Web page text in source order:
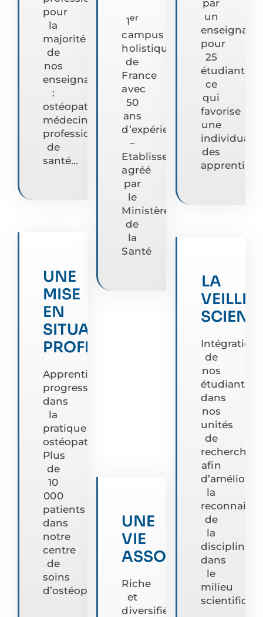
pour
la
majorité
de
nos
enseignants
:
ostéopathes,
médecins,
professionnels
de
santé…
UNE
MISE
EN
SITUATION
PROFESSIONNELLE
Apprentissage
progressif
dans
la
pratique
ostéopathique.
Plus
de
10
000
patients
dans
notre
centre
de
soins
d’ostéopathie.
1er
campus
holistique
de
France
avec
50
ans
d’expérience
–
Etablissement
agréé
par
le
Ministère
de
la
Santé
UNE
VIE
ASSOCIATIVE
Riche
et
diversifiée.
par
un
enseignant
pour
25
étudiants,
ce
qui
favorise
une
des
LA
VEILLE
Intégration
de
nos
étudiants
dans
nos
unités
de
recherche
afin
d’améliorer
la
de
la
discipline
dans
le
milieu